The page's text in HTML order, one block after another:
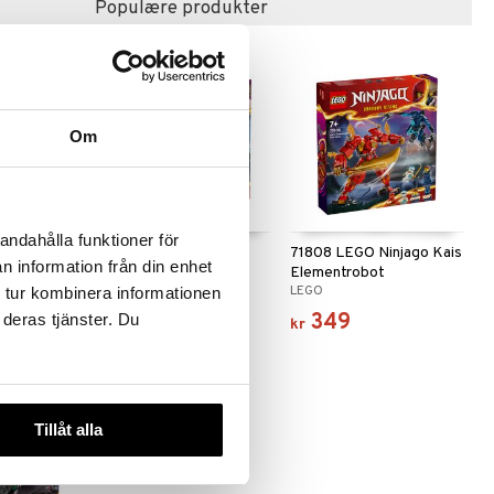
Om
funktioner för
information från din enhet
kombinera informationen
tjänster. Du
Tillåt alla
Populære produkter
Kais
Arins Kamprobot
LEGO
kr 169
71808 LEGO Ninjago Kais
Elementrobot
LEGO
kr 349